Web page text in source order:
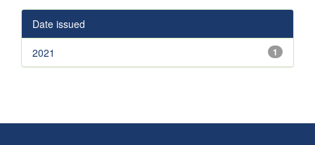
Date issued
1
2021